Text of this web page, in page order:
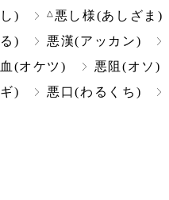
し)
△ 悪し様(あしざま)
る)
悪漢(アッカン)
血(オケツ)
悪阻(オソ)
ギ)
悪口(わるくち)